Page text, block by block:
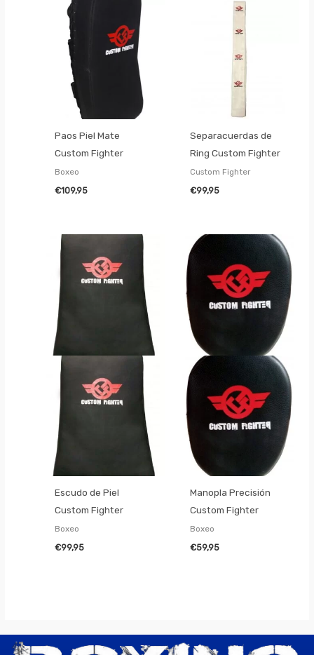
Paos Piel Mate
Custom Fighter
Boxeo
€109,95
Separacuerdas de
Ring Custom Fighter
Custom Fighter
€99,95
Escudo de Piel
Custom Fighter
Boxeo
€99,95
Manopla Precisión
Custom Fighter
Boxeo
€59,95